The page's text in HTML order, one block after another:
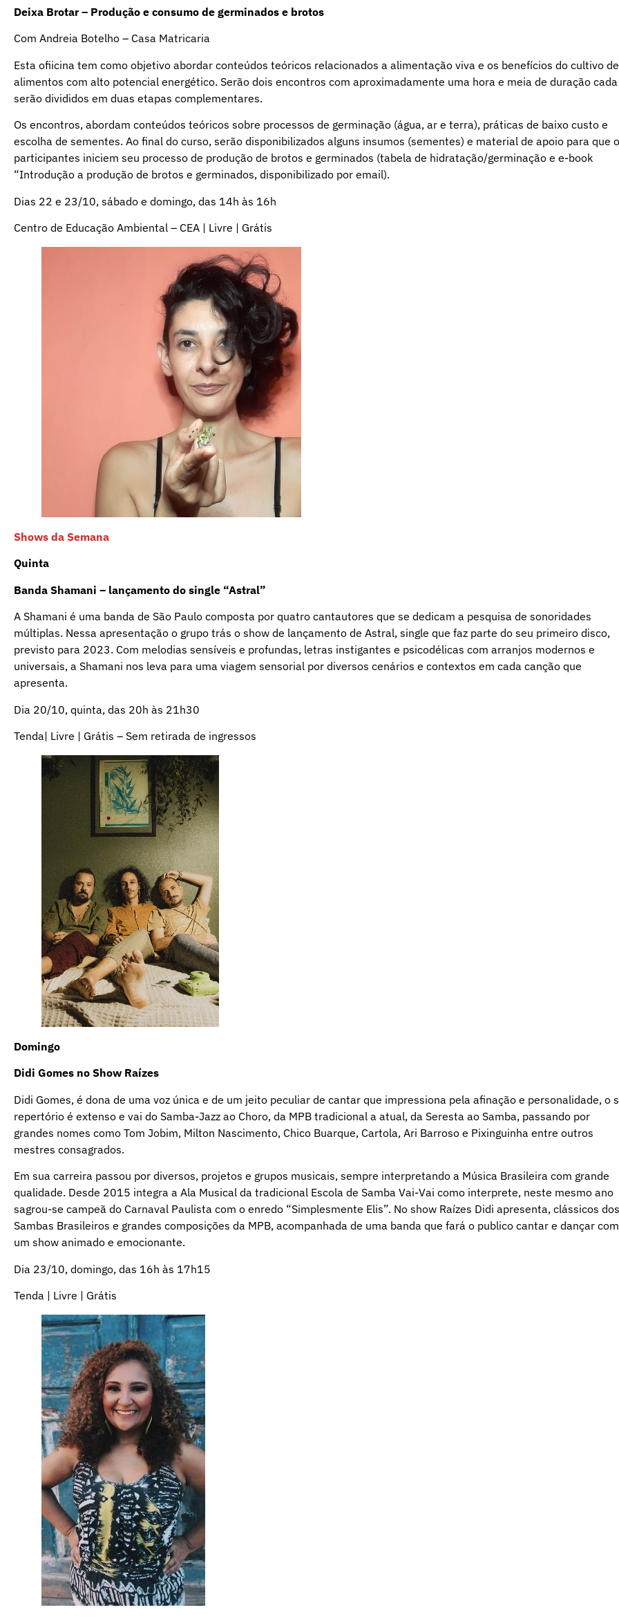
Deixa Brotar – Produção e consumo de germinados e brotos
Com Andreia Botelho – Casa Matricaria
Esta ofiicina tem como objetivo abordar conteúdos teóricos relacionados a alimentação viva e os benefícios do cultivo de
alimentos com alto potencial energético. Serão dois encontros com aproximadamente uma hora e meia de duração
serão divididos em duas etapas complementares.
Os encontros, abordam conteúdos teóricos sobre processos de germinação (água, ar e terra), práticas de baixo custo e
escolha de sementes. Ao final do curso, serão disponibilizados alguns insumos (sementes) e material de apoio para que
participantes iniciem seu processo de produção de brotos e germinados (tabela de hidratação/germinação e e-book
“Introdução a produção de brotos e germinados, disponibilizado por email).
Dias 22 e 23/10, sábado e domingo, das 14h às 16h
Centro de Educação Ambiental – CEA | Livre | Grátis
Shows da Semana
Quinta
Banda Shamani – lançamento do single “Astral”
A Shamani é uma banda de São Paulo composta por quatro cantautores que se dedicam a pesquisa de sonoridades
múltiplas. Nessa apresentação o grupo trás o show de lançamento de Astral, single que faz parte do seu primeiro disco,
previsto para 2023. Com melodias sensíveis e profundas, letras instigantes e psicodélicas com arranjos modernos e
universais, a Shamani nos leva para uma viagem sensorial por diversos cenários e contextos em cada canção que
apresenta.
Dia 20/10, quinta, das 20h às 21h30
Tenda| Livre | Grátis – Sem retirada de ingressos
Domingo
Didi Gomes no Show Raízes
Didi Gomes, é dona de uma voz única e de um jeito peculiar de cantar que impressiona pela afinação e personalidade, o
repertório é extenso e vai do Samba-Jazz ao Choro, da MPB tradicional a atual, da Seresta ao Samba, passando por
grandes nomes como Tom Jobim, Milton Nascimento, Chico Buarque, Cartola, Ari Barroso e Pixinguinha entre outros
mestres consagrados.
Em sua carreira passou por diversos, projetos e grupos musicais, sempre interpretando a Música Brasileira com grande
qualidade. Desde 2015 integra a Ala Musical da tradicional Escola de Samba Vai-Vai como interprete, neste mesmo ano
sagrou-se campeã do Carnaval Paulista com o enredo “Simplesmente Elis”. No show Raízes Didi apresenta, clássicos dos
Sambas Brasileiros e grandes composições da MPB, acompanhada de uma banda que fará o publico cantar e dançar com
um show animado e emocionante.
Dia 23/10, domingo, das 16h às 17h15
Tenda | Livre | Grátis